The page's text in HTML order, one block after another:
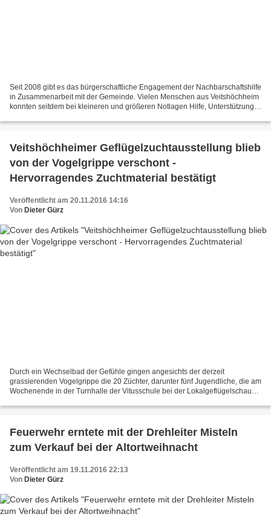
Seit 2008 gibt es das bürgerschaftliche Engagement der Nachbarschaftshilfe
in Zusammenarbeit mit der Gemeinde. Vielen Menschen aus Veitshöchheim
konnten seitdem bei kleineren und größeren Notlagen Hilfe, Unterstützung
Veitshöchheimer Geflügelzuchtausstellung blieb
von der Vogelgrippe verschont -
Hervorragendes Zuchtmaterial bestätigt
Veröffentlicht am 20.11.2016 14:16
Von Dieter Gürz
Durch ein Wechselbad der Gefühle gingen angesichts der derzeit
grassierenden Vogelgrippe die 20 Züchter, darunter fünf Jugendliche, die am
Wochenende in der Turnhalle der Vitusschule bei der Lokalgeflügelschau
Feuerwehr erntete mit der Drehleiter Misteln
zum Verkauf bei der Altortweihnacht
Veröffentlicht am 19.11.2016 22:13
Von Dieter Gürz